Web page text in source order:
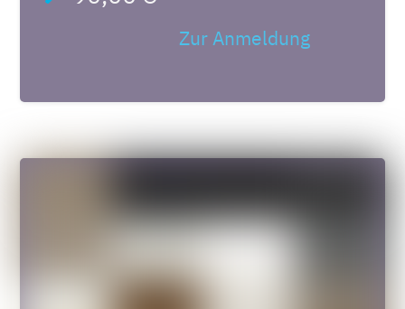
Zur Anmeldung